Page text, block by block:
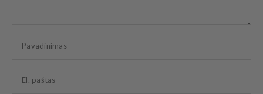
Pavadinimas
El. paštas